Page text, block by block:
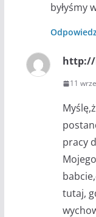
byłyśmy
http://
11
pracy
tutaj,